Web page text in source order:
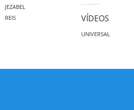
JEZABEL
REIS
VÍDEOS
UNIVERSAL